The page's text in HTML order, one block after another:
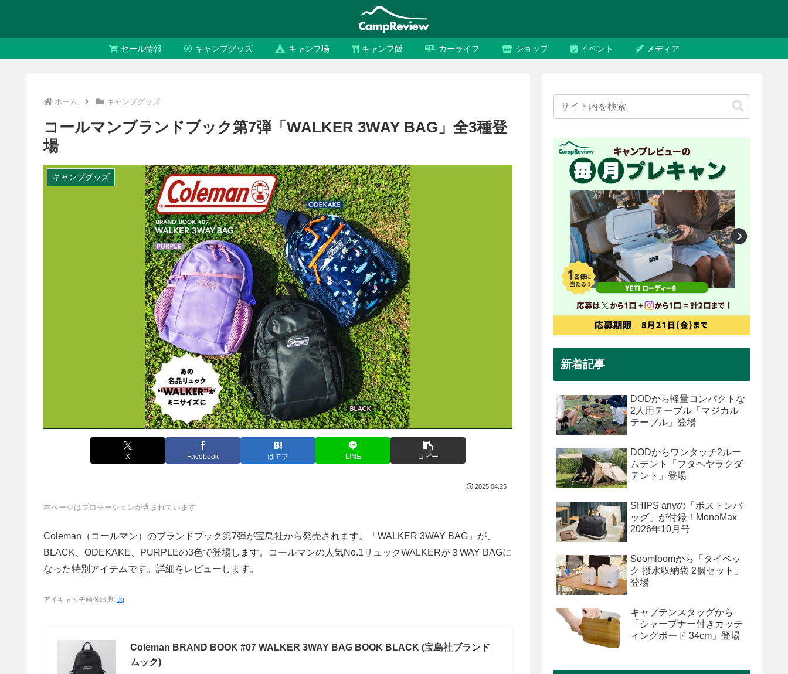
セール情報 キャンプグッズ キャンプ場 キャンプ飯 カーライフ ショップ イベント メディア
ホーム キャンプグッズ
コールマンブランドブック第7弾「WALKER 3WAY BAG」全3種登
場
キャンプグッズ
X Facebook はてブ LINE コピー
2025.04.25
本ページはプロモーションが含まれています
Coleman（コールマン）のブランドブック第7弾が宝島社から発売されます。「WALKER 3WAY BAG」が、
BLACK、ODEKAKE、PURPLEの3色で登場します。コールマンの人気No.1リュックWALKERが３WAY BAGに
なった特別アイテムです。詳細をレビューします。
アイキャッチ画像出典: tkj
Coleman BRAND BOOK #07 WALKER 3WAY BAG BOOK BLACK (宝島社ブランド
ムック)
新着記事
DODから軽量コンパクトな
2人用テーブル「マジカル
テーブル」登場
DODからワンタッチ2ルー
ムテント「フタヘヤラクダ
テント」登場
SHIPS anyの「ボストンバ
ッグ」が付録！MonoMax
2026年10月号
Soomloomから「タイベッ
ク 撥水収納袋 2個セット」
登場
キャプテンスタッグから
「シャープナー付きカッテ
ィングボード 34cm」登場